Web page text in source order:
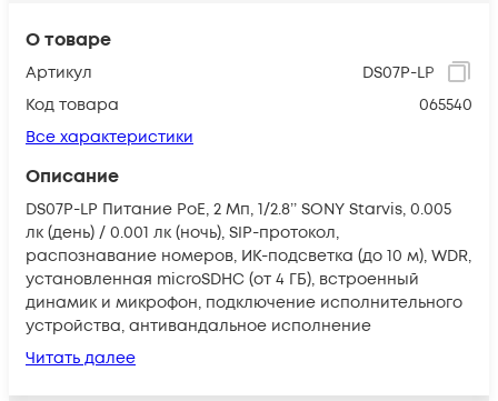
О товаре
Артикул
DS07P-LP
Код товара
065540
Все характеристики
Описание
DS07P-LP Питание PoE, 2 Мп, 1/2.8’’ SONY Starvis, 0.005
лк (день) / 0.001 лк (ночь), SIP-протокол,
распознавание номеров, ИК-подсветка (до 10 м), WDR,
установленная microSDHC (от 4 ГБ), встроенный
динамик и микрофон, подключение исполнительного
устройства, антивандальное исполнение
Читать далее